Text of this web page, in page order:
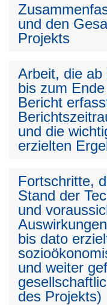
und den
Projekts
Arbeit, die ab
bis zum
Bericht
und die
erzielten
Fortschritte,
Stand der
und
bis dato
und weiter
des Projekts)